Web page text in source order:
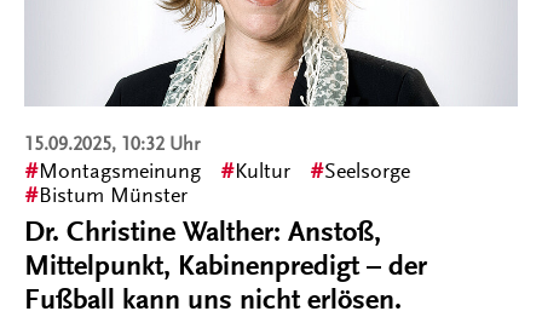
15.09.2025, 10:32 Uhr
Montagsmeinung Kultur
Seelsorge
Bistum Münster
Dr. Christine Walther: Anstoß,
Mittelpunkt, Kabinenpredigt – der
Fußball kann uns nicht erlösen.